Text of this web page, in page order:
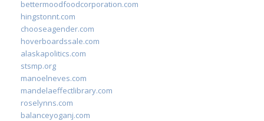
bettermoodfoodcorporation.com
hingstonnt.com
chooseagender.com
hoverboardssale.com
alaskapolitics.com
stsmp.org
manoelneves.com
mandelaeffectlibrary.com
roselynns.com
balanceyoganj.com